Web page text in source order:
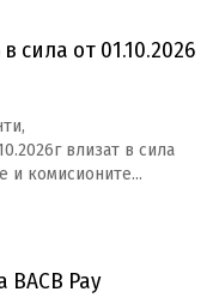
сила от 01.10.2026
влизат в сила
и комисионите...
Pay